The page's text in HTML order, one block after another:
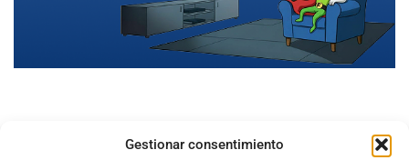
Gestionar consentimiento